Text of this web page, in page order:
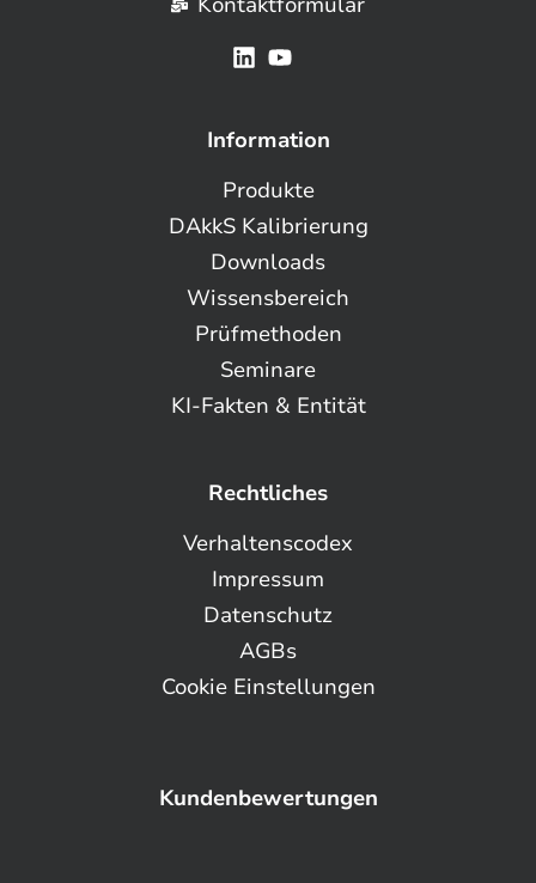
Information
Produkte
DAkkS Kalibrierung
Downloads
Wissensbereich
Prüfmethoden
Seminare
KI-Fakten & Entität
Rechtliches
Verhaltenscodex
Impressum
Datenschutz
AGBs
Cookie Einstellungen
Kundenbewertungen